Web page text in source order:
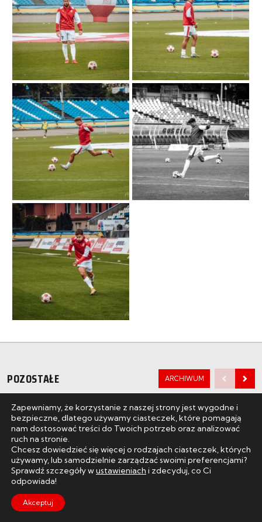
START ZDJĘCIA
POZOSTAŁE ARCHIWUM
AKTUALNOŚCI
Konferencja prasowa po meczu Zawisza
Bydgoszcz – Resovia (08.08.2026)
CZYTAJ WIĘCEJ
AKTUALNOŚCI
Betclic 2. Liga:
CZYTAJ WIĘCEJ
Zapewniamy, że korzystanie z naszej strony jest wygodne i
bezpieczne, dlatego używamy ciasteczek, które pomagają
nam dostosować treści do Twoich potrzeb oraz analizować
ruch na stronie.
Chcesz dowiedzieć się więcej o rodzajach ciasteczek, których
używamy, lub samodzielnie zarządzać swoimi preferencjami?
Sprawdź szczegóły wustawieniach i zdecyduj, co Ci
odpowiada!
Akceptuj
CIEMNY/JASNY